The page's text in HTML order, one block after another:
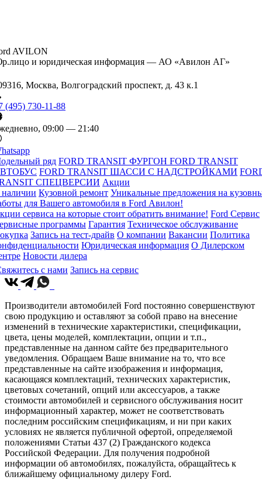
AVILON
и юридическая информация — АО «Авилон АГ»
Москва, Волгоградский проспект, д. 43 к.1
(495) 730-11-88
09:00 — 21:40
ряд FORD TRANSIT ФУРГОН FORD TRANSIT
FORD TRANSIT ШАССИ С НАДСТРОЙКАМИ
СПЕЦВЕРСИИ Акции
Кузовной ремонт Уникальные предложения на
для Вашего автомобиля в Ford Авилон!
сервиса на которые стоит обратить внимание! Ford Сервис
программы Гарантия Техническое обслуживание
Запись на тест-драйв О компании Вакансии Политика
Юридическая информация О Дилерском
Новости дилера
с нами Запись на сервис
Производители автомобилей Ford постоянно совершенствуют
свою продукцию и оставляют за собой право на внесение
изменений в технические характеристики, спецификации,
цвета, цены моделей, комплектации, опции и т.п.,
представленные на данном сайте без предварительного
уведомления. Обращаем Ваше внимание на то, что все
представленные на сайте изображения и информация,
касающаяся комплектаций, технических характеристик,
цветовых сочетаний, опций или аксессуаров, а также
стоимости автомобилей и сервисного обслуживания носит
информационный характер, может не соответствовать
последним российским спецификациям, и ни при каких
условиях не является публичной офертой, определяемой
положениями Статьи 437 (2) Гражданского кодекса
Российской Федерации. Для получения подробной
информации об автомобилях, пожалуйста, обращайтесь к
ближайшему официальному дилеру Ford.